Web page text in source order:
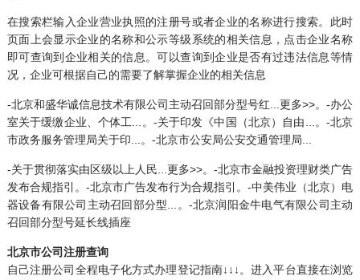
在搜索栏输入企业营业执照的注册号或者企业的名称进行搜索。此时
页面上会显示企业的名称和公示等级系统的相关信息，点击企业名称
即可查询到企业相关的信息。可以查询到企业是否有过违法信息等情
况，企业可根据自己的需要了解掌握企业的相关信息
-北京和盛华诚信息技术有限公司主动召回部分型号红...更多>>。-办公
室关于缓缴企业、个体工...。-关于印发《中国（北京）自由...。-北京
市政务服务管理局关于印...。-北京市公安局公安交通管理局...
-关于贯彻落实由区级以上人民...更多>>。-北京市金融投资理财类广告
发布合规指引。-北京市广告发布行为合规指引。-中美伟业（北京）电
器设备有限公司主动召回部分型...。-北京润阳金牛电气有限公司主动
召回部分型号延长线插座
北京市公司注册查询
自己注册公司全程电子化方式办理登记指南↓↓↓。进入平台直接在浏览